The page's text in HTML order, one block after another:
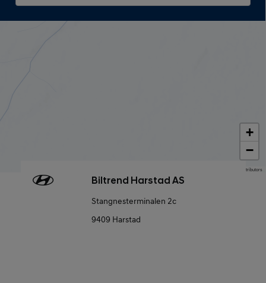
+
−
Map data © OpenStreetMap contributors
Biltrend Harstad AS
Stangnesterminalen 2c
9409 Harstad